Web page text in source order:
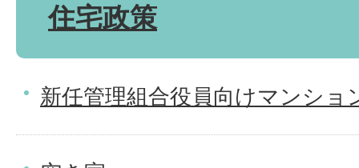
住宅政策
新任管理組合役員向けマンショ